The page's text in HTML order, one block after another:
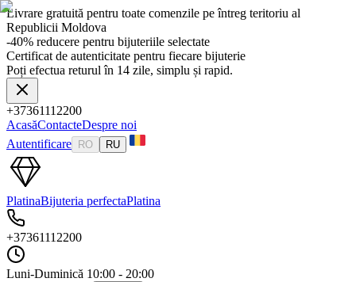
Livrare gratuită pentru toate comenzile pe întreg teritoriu al
Republicii Moldova
-40% reducere pentru bijuteriile selectate
Certificat de autenticitate pentru fiecare bijuterie
Poți efectua returul în 14 zile, simplu și rapid.
+37361112200
AcasăContacteDespre noi
Autentificare
RO RU
PlatinaBijuteria perfectaPlatina
+37361112200
Luni-Duminică 10:00 - 20:00